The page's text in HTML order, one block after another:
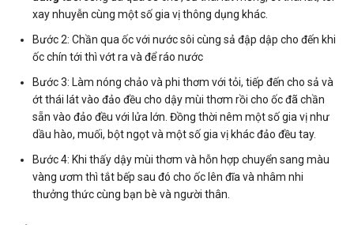
xay nhuyễn cùng một số gia vị thông dụng khác.
Bước 2: Chần qua ốc với nước sôi cùng sả đập dập cho đến khi
ốc chín tới thì vớt ra và để ráo nước
Bước 3: Làm nóng chảo và phi thơm với tỏi, tiếp đến cho sả và
ớt thái lát vào đảo đều cho dậy mùi thơm rồi cho ốc đã chần
sẵn vào đảo đều với lửa lớn. Đồng thời nêm một số gia vị như
dầu hào, muối, bột ngọt và một số gia vị khác đảo đều tay.
Bước 4: Khi thấy dậy mùi thơm và hỗn hợp chuyển sang màu
vàng ươm thì tắt bếp sau đó cho ốc lên đĩa và nhâm nhi
thưởng thức cùng bạn bè và người thân.